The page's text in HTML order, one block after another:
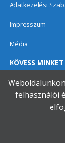
Adatkezelési
Impresszum
Média
KÖVESS
felhasználói